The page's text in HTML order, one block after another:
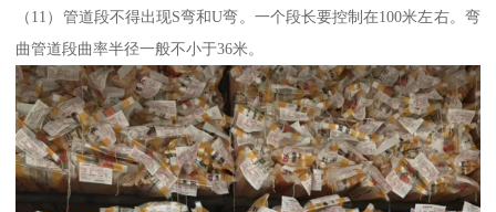
（11）管道段不得出现S弯和U弯。一个段长要控制在100米左右。弯
曲管道段曲率半径一般不小于36米。